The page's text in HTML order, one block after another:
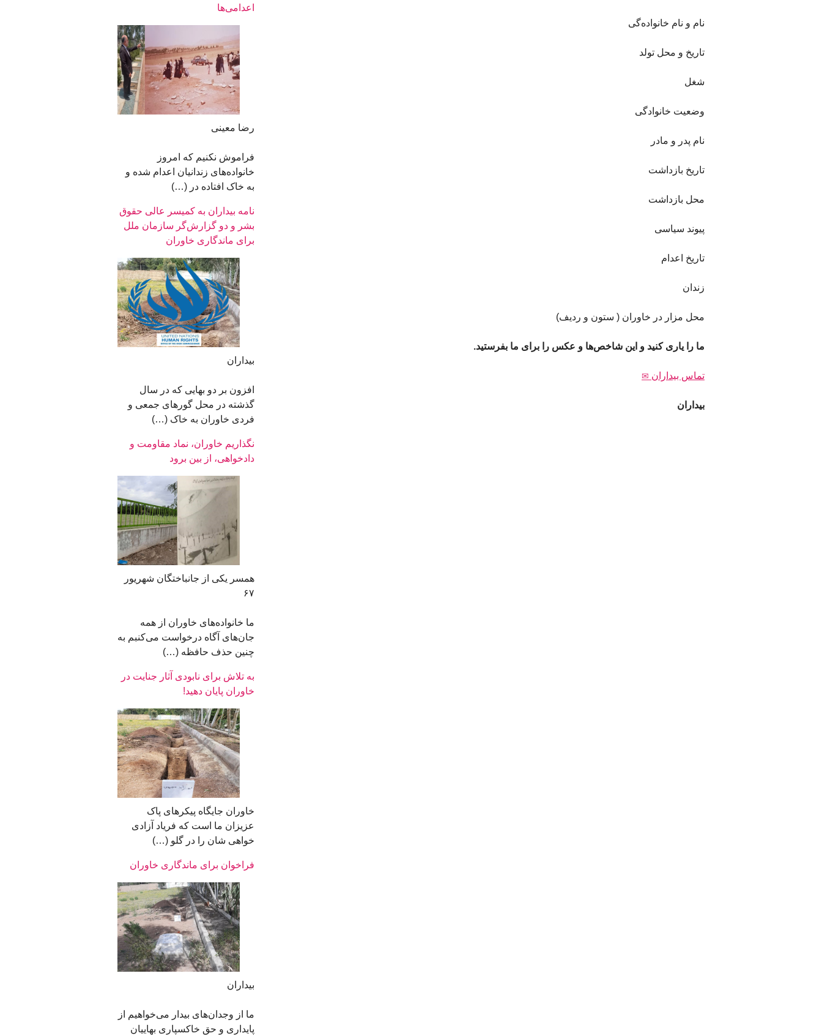
نام و نام خانواده‌گی
تاریخ و محل تولد
شغل
وضعیت خانوادگی
نام پدر و مادر
تاریخ بازداشت
محل بازداشت
پیوند سیاسی
تاریخ اعدام
زندان
محل مزار در خاوران ( ستون و ردیف)
ما را یاری کنید و این شاخص‌ها و عکس را برای ما بفرستید.
تماس بیداران
بیداران
اعدامی‌ها
رضا معینی
فراموش نکنیم که امروز
خانواده‌های زندانیان اعدام شده و
به خاک افتاده در (…)
نامه بیداران به کمیسر عالی حقوق
بشر و دو گزارش‌گر سازمان ملل
برای ماندگاری خاوران
بیداران
افزون بر دو بهایی که در سال
گذشته در محل گورهای جمعی و
فردی خاوران به خاک (…)
نگذاریم خاوران، نماد مقاومت و
دادخواهی، از بین برود
همسر یکی از جانباختگان شهریور
۶۷
ما خانواده‌های خاوران از همه
جان‌های آگاه درخواست می‌کنبم به
چنین حذف حافظه (…)
به تلاش برای نابودی آثار جنایت در
خاوران پایان دهید!
خاوران جایگاه پیکرهای پاک
عزیزان ما است که فریاد آزادی
خواهی شان را در گلو (…)
فراخوان برای ماندگاری خاوران
بیداران
ما از وجدان‌های بیدار می‌خواهیم از
پایداری و حق خاکسپاری بهاییان